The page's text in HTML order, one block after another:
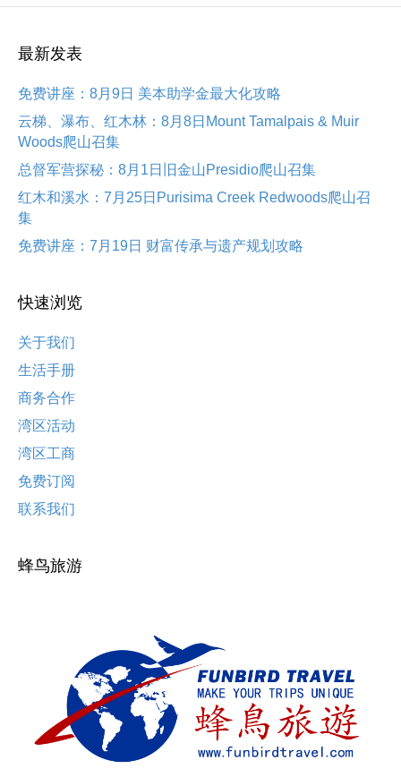
最新发表
免费讲座：8月9日 美本助学金最大化攻略
云梯、瀑布、红木林：8月8日Mount Tamalpais & Muir
Woods爬山召集
总督军营探秘：8月1日旧金山Presidio爬山召集
红木和溪水：7月25日Purisima Creek Redwoods爬山召
集
免费讲座：7月19日 财富传承与遗产规划攻略
快速浏览
关于我们
生活手册
商务合作
湾区活动
湾区工商
免费订阅
联系我们
蜂鸟旅游